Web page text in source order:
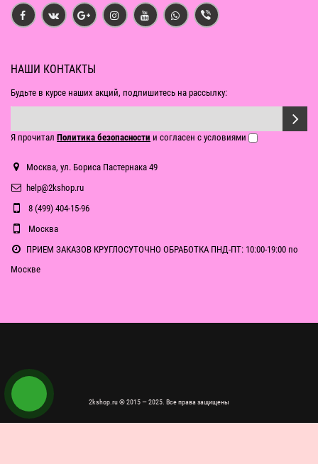
НАШИ КОНТАКТЫ
Будьте в курсе наших акций, подпишитесь на рассылку:
Я прочитал Политика безопасности и согласен с условиями
Москва, ул. Бориса Пастернака 49
help@2kshop.ru
8 (499) 404-15-96
Москва
ПРИЕМ ЗАКАЗОВ КРУГЛОСУТОЧНО ОБРАБОТКА ПНД-ПТ: 10:00-19:00 по
Москве
2kshop.ru © 2015 — 2025. Все права защищены